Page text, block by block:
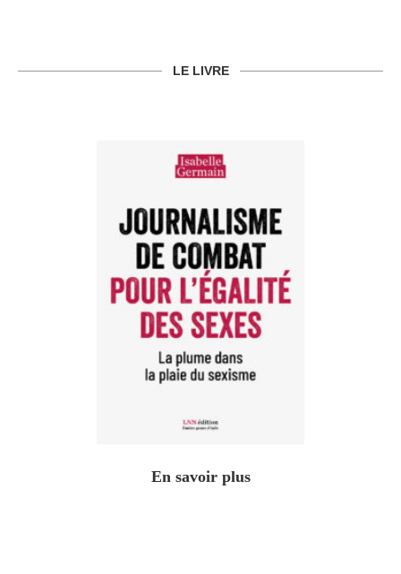
LE LIVRE
En savoir plus